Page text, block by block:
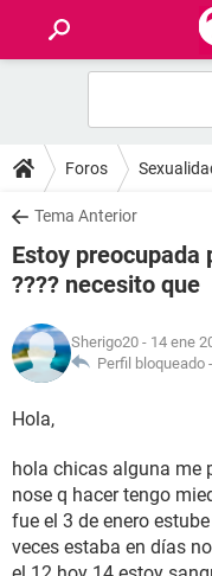
FOROS
SALUD
FAMILIA
NUTRICIÓN
GLOSARIO
Foros
Tema Anterior
Estoy preocupada
???? necesito que
Sherigo20 - 14 ene
Perfil bloqueado -
Hola,
hola chicas alguna me
nose q hacer tengo
fue el 3 de enero
veces estaba en días